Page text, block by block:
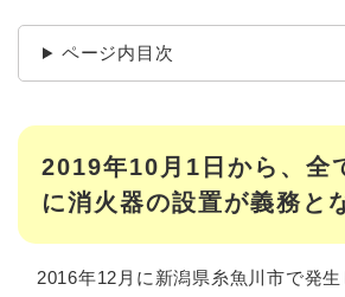
ページ内目次
2019年10月1日から、全
に消火器の設置が義務と
2016年12月に新潟県糸魚川市で発生